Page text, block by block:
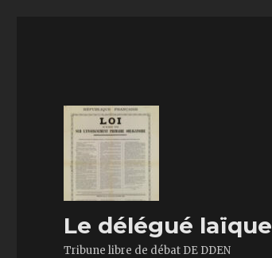
Le délégué laïque
Tribune libre de débat DE DDEN